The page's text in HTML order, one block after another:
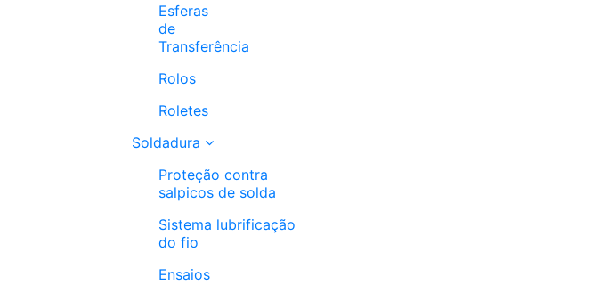
Esferas
de
Transferência
Rolos
Roletes
Soldadura
Proteção contra
salpicos de solda
Sistema lubrificação
do fio
Ensaios